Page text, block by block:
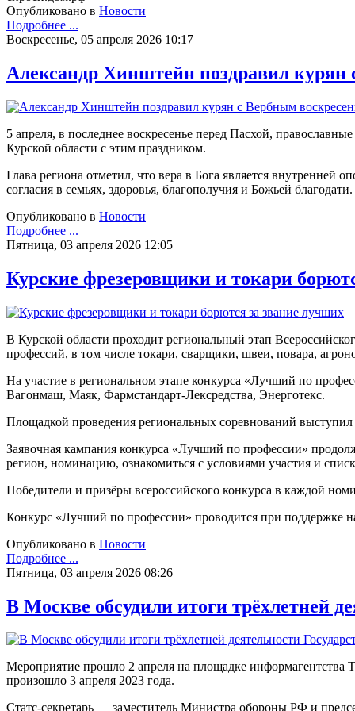
Опубликовано в Новости
Подробнее ...
Воскресенье, 05 апреля 2026 10:17
Александр Хинштейн поздравил курян
5 апреля, в последнее воскресенье перед Пасхой,
Курской области с этим праздником.
Глава региона отметил, что вера в Бога является
согласия в семьях, здоровья, благополучия и Божьей благодати.
Опубликовано в Новости
Подробнее ...
Пятница, 03 апреля 2026 12:05
Курские фрезеровщики и токари
В Курской области проходит региональный этап
профессий, в том числе токари, сварщики, швеи, повара,
На участие в региональном этапе конкурса «Лучший по
Вагонмаш, Маяк, Фармстандарт-Лексредства, Энерготекс.
Площадкой проведения региональных соревнований
Заявочная кампания конкурса «Лучший по профессии»
регион, номинацию, ознакомиться с условиями участия и
Победители и призёры всероссийского конкурса в каждой
Конкурс «Лучший по профессии» проводится при поддержке
Опубликовано в Новости
Подробнее ...
Пятница, 03 апреля 2026 08:26
В Москве обсудили итоги трёхлетней
Мероприятие прошло 2 апреля на площадке
произошло 3 апреля 2023 года.
Статс-секретарь — заместитель Министра обороны РФ и